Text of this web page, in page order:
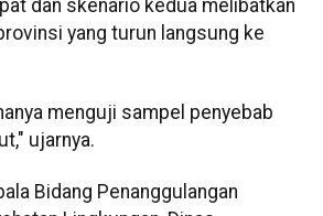
dan skenario kedua melibatkan
yang turun langsung ke
menguji sampel penyebab
ujarnya.
Bidang Penanggulangan